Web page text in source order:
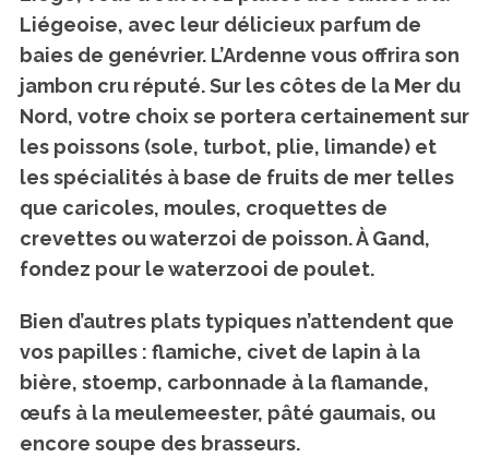
Liégeoise, avec leur délicieux parfum de
baies de genévrier. L’Ardenne vous offrira son
jambon cru réputé. Sur les côtes de la Mer du
Nord, votre choix se portera certainement sur
les poissons (sole, turbot, plie, limande) et
les spécialités à base de fruits de mer telles
que caricoles, moules, croquettes de
crevettes ou waterzoi de poisson. À Gand,
fondez pour le waterzooi de poulet.
Bien d’autres plats typiques n’attendent que
vos papilles : flamiche, civet de lapin à la
bière, stoemp, carbonnade à la flamande,
œufs à la meulemeester, pâté gaumais, ou
encore soupe des brasseurs.